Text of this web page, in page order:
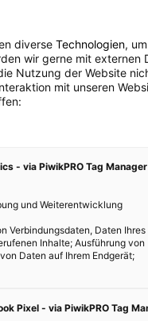
Wohnmobil
REDAKTION
entwickelt, das
diverse Technologien,
wir gerne mit externen
Nutzung der Website
mit unseren
- via PiwikPRO Tag Manager
und Weiterentwicklung
Verbindungsdaten, Daten Ihres
Inhalte; Ausführung von
Daten auf Ihrem Endgerät;
Pixel - via PiwikPRO Tag